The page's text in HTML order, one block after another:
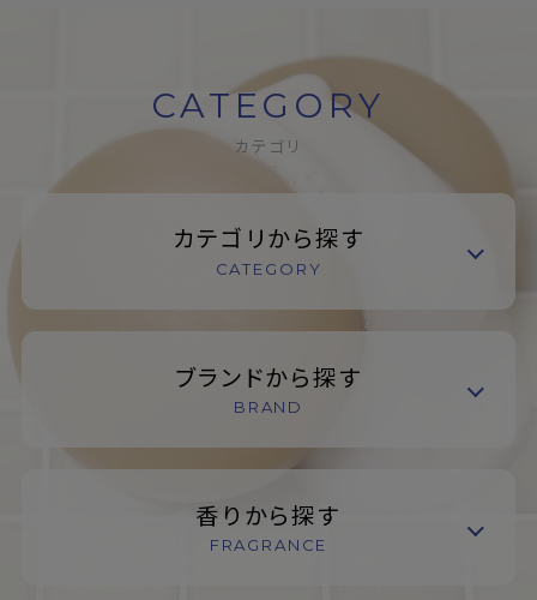
CATEGORY
カテゴリ
カテゴリから探す
CATEGORY
ブランドから探す
BRAND
香りから探す
FRAGRANCE